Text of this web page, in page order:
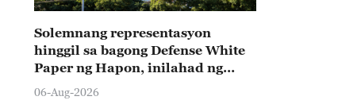
Solemnang representasyon
hinggil sa bagong Defense White
Paper ng Hapon, inilahad ng
Tsina
06-Aug-2026